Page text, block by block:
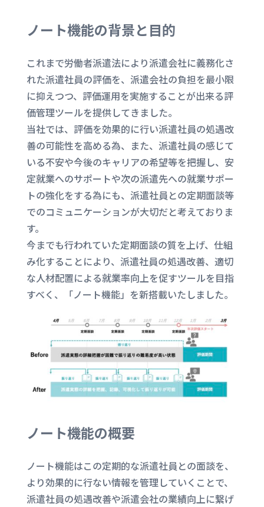
ノート機能の背景と目的
これまで労働者派遣法により派遣会社に義務化さ
れた派遣社員の評価を、派遣会社の負担を最小限
に抑えつつ、評価運用を実施することが出来る評
価管理ツールを提供してきました。
当社では、評価を効果的に行い派遣社員の処遇改
善の可能性を高める為、また、派遣社員の感じて
いる不安や今後のキャリアの希望等を把握し、安
定就業へのサポートや次の派遣先への就業サポー
トの強化をする為にも、派遣社員との定期面談等
でのコミュニケーションが大切だと考えておりま
す。
今までも行われていた定期面談の質を上げ、仕組
み化することにより、派遣社員の処遇改善、適切
な人材配置による就業率向上を促すツールを目指
すべく、「ノート機能」を新搭載いたしました。
ノート機能の概要
ノート機能はこの定期的な派遣社員との面談を、
より効果的に行ない情報を管理していくことで、
派遣社員の処遇改善や派遣会社の業績向上に繋げ